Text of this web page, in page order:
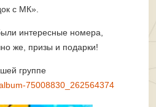
с МК».
интересные номера,
же, призы и подарки!
группе
75008830_262564374